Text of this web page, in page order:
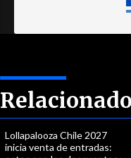
Lollapalooza Chile 2027
inicia venta de entradas: